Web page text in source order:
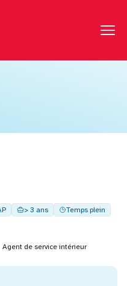
> 3 ans
Temps plein
Agent de service intérieur